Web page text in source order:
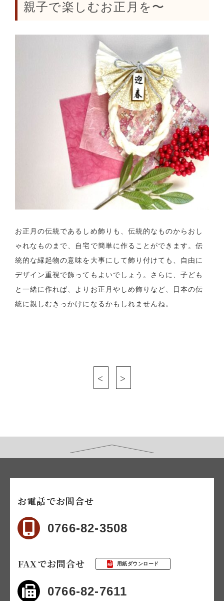
親子で楽しむお正月を〜
お正月の伝統であるしめ飾りも、伝統的なものからおし
ゃれなものまで、自宅で簡単に作ることができます。伝
統的な縁起物の意味を大事にして飾り付けても、自由に
デザイン重視で飾ってもよいでしょう。さらに、子ども
と一緒に作れば、よりお正月やしめ飾りなど、日本の伝
統に親しむきっかけになるかもしれませんね。
< >
お電話でお問合せ
0766-82-3508
FAXでお問合せ 用紙ダウンロード
0766-82-7611